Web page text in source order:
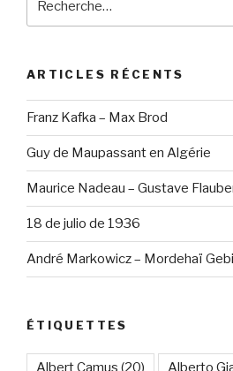
pour
ARTICLES RÉCENTS
Franz Kafka – Max Brod
Guy de Maupassant en Algérie
Maurice Nadeau – Gustave
18 de julio de 1936
André Markowicz – Mordehaï
ÉTIQUETTES
Albert Camus (20) Alberto